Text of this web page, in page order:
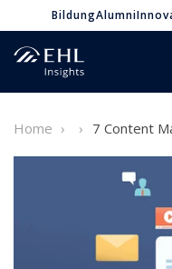
BildungAlumni
Home 7 Content